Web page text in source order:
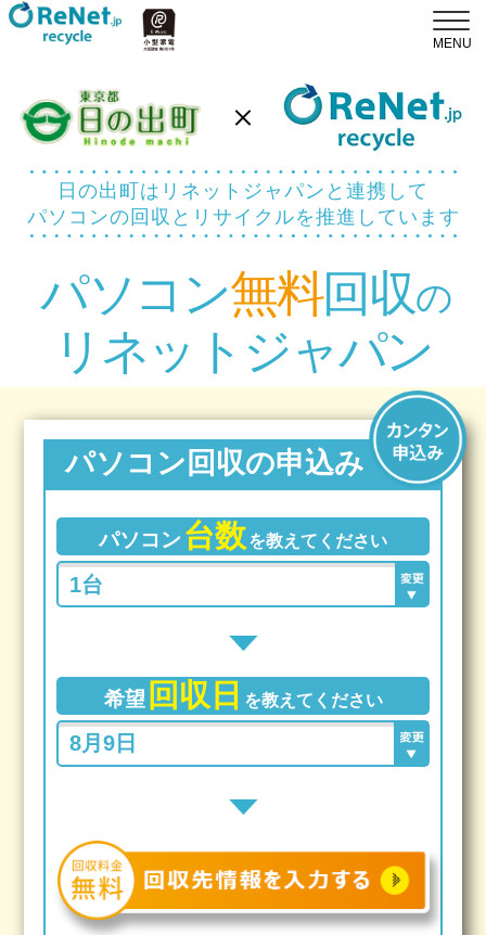
日の出町はリネットジャパンと連携して
パソコンの回収とリサイクルを推進しています
パソコン無料回収の
リネットジャパン
パソコン回収の申込み
パソコン 台数を教えてください
希望 回収日 を教えてください